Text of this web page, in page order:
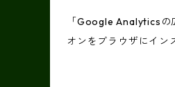
「Google Analytics
オンをブラウザにイン